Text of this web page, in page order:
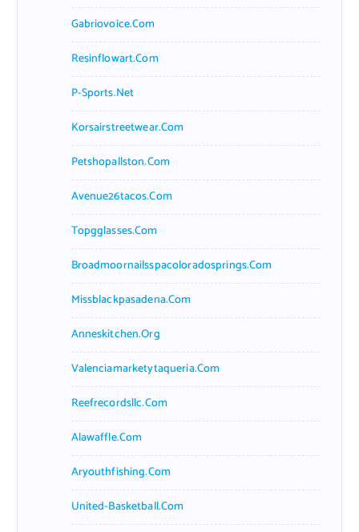
Gabriovoice.com
Resinflowart.com
P-Sports.net
Korsairstreetwear.com
Petshopallston.com
Avenue26tacos.com
Topgglasses.com
Broadmoornailsspacoloradosprings.com
Missblackpasadena.com
Anneskitchen.org
Valenciamarketytaqueria.com
Reefrecordsllc.com
Alawaffle.com
Aryouthfishing.com
United-Basketball.com